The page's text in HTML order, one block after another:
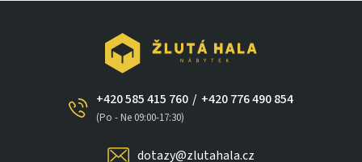
+420 585 415 760
(Po - Ne 09:00-17:30)
/ +420 776 490 854
dotazy@zlutahala.cz